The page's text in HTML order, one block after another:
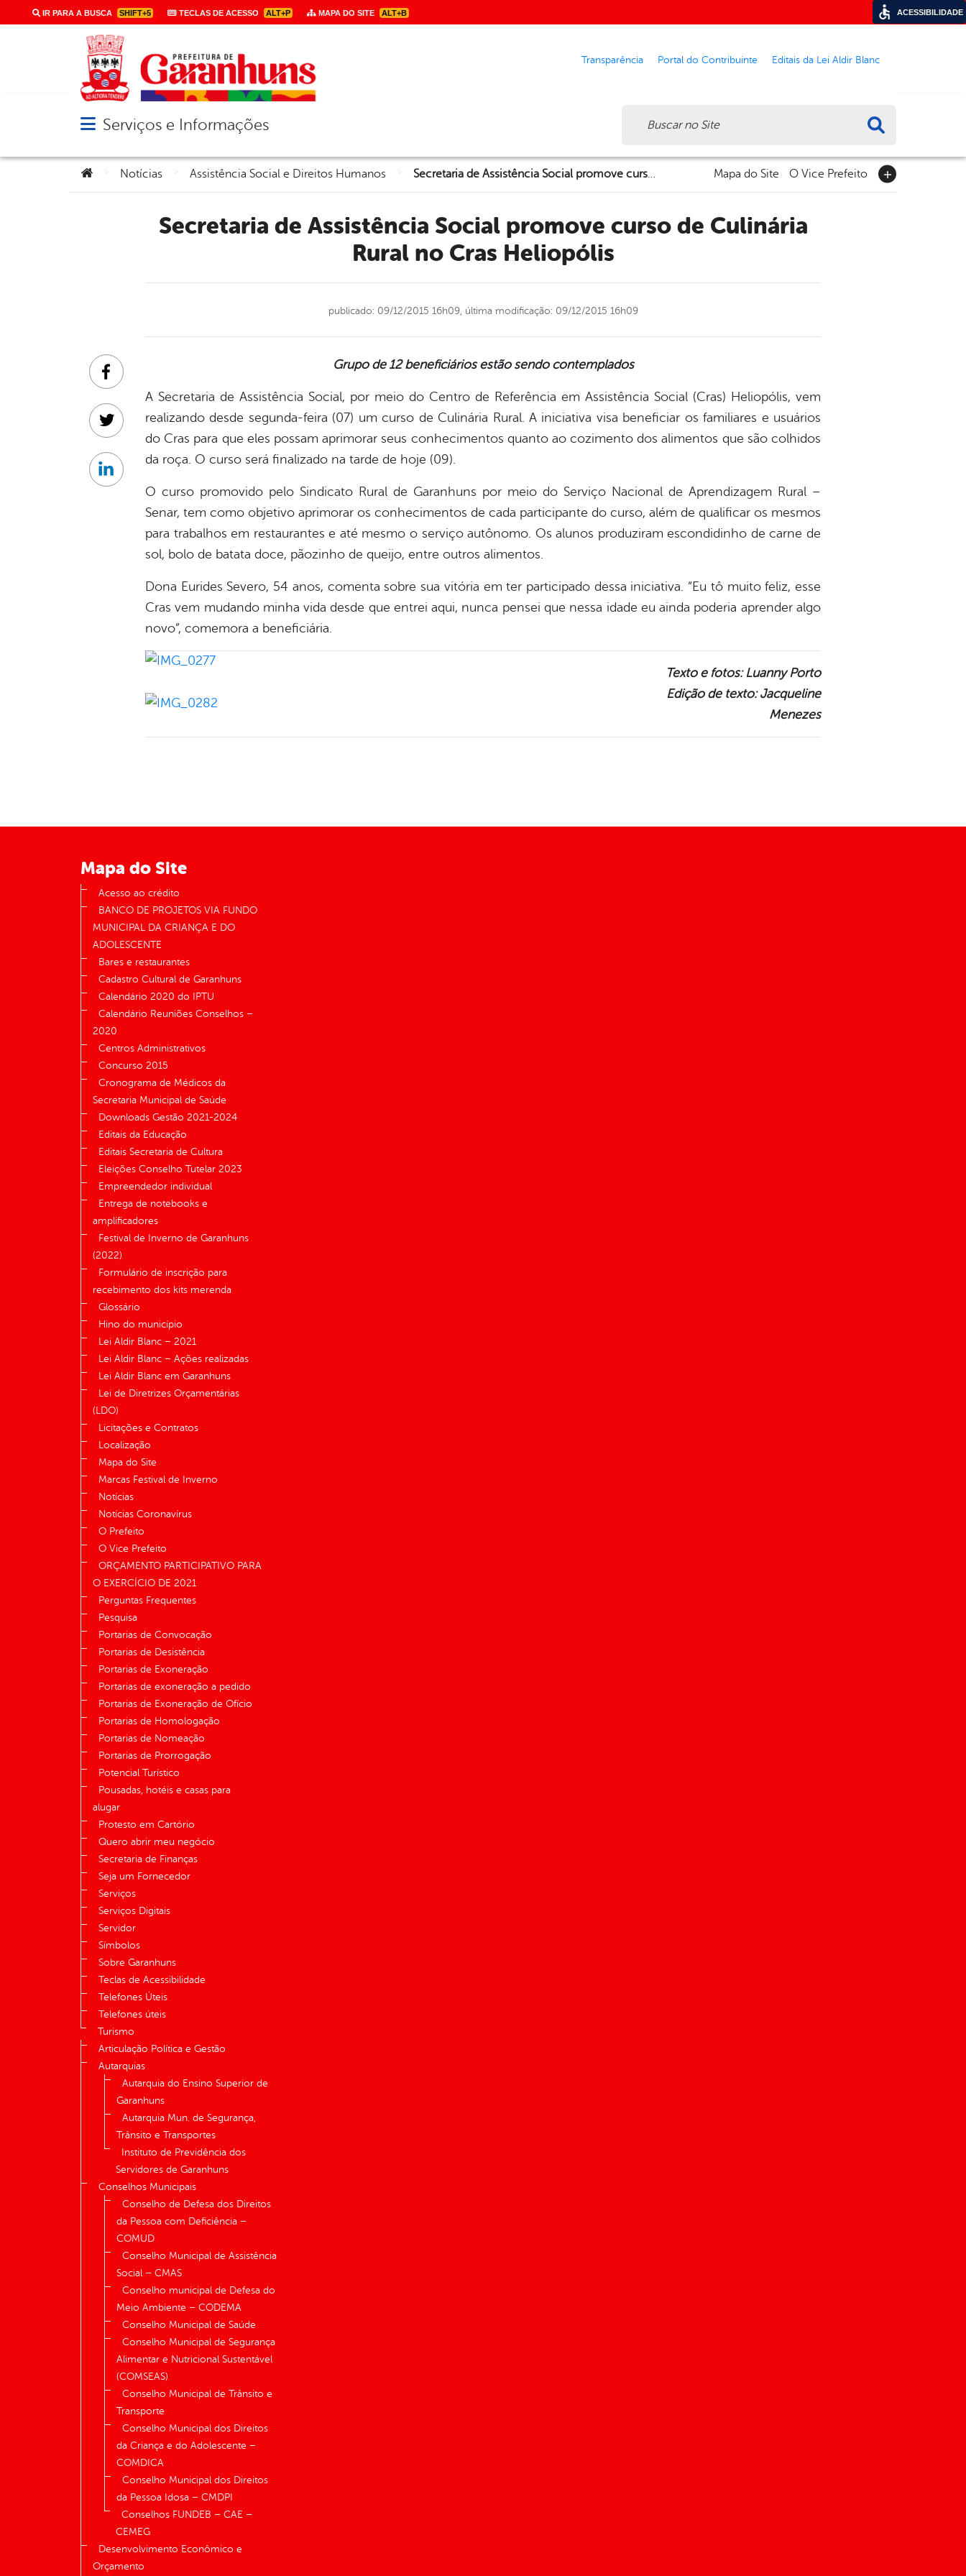
IR PARA A BUSCA SHIFT+5 TECLAS DE ACESSO ALT+P MAPA DO SITE ALT+B
Transparência Portal do Contribuinte Editais da Lei Aldir Blanc
Abrir menu principal de navegação
Serviços e Informações
Você está aqui:
Notícias Assistência Social e Direitos Humanos Secretaria de Assistência Social promove curso de Culinária Rural no Cras Heliopólis Mapa do Site O Vice Prefeito
Secretaria de Assistência Social promove curso de Culinária
Rural no Cras Heliopólis
publicado: 09/12/2015 16h09, última modificação: 09/12/2015 16h09
Grupo de 12 beneficiários estão sendo contemplados
A Secretaria de Assistência Social, por meio do Centro de Referência em Assistência Social (Cras) Heliopólis, vem
realizando desde segunda-feira (07) um curso de Culinária Rural. A iniciativa visa beneficiar os familiares e usuários
do Cras para que eles possam aprimorar seus conhecimentos quanto ao cozimento dos alimentos que são colhidos
da roça. O curso será finalizado na tarde de hoje (09).
O curso promovido pelo Sindicato Rural de Garanhuns por meio do Serviço Nacional de Aprendizagem Rural –
Senar, tem como objetivo aprimorar os conhecimentos de cada participante do curso, além de qualificar os mesmos
para trabalhos em restaurantes e até mesmo o serviço autônomo. Os alunos produziram escondidinho de carne de
sol, bolo de batata doce, pãozinho de queijo, entre outros alimentos.
Dona Eurides Severo, 54 anos, comenta sobre sua vitória em ter participado dessa iniciativa. “Eu tô muito feliz, esse
Cras vem mudando minha vida desde que entrei aqui, nunca pensei que nessa idade eu ainda poderia aprender algo
novo”, comemora a beneficiária.
Texto e fotos: Luanny Porto
Edição de texto: Jacqueline
Menezes
Facebook
Twitter
Linkedin
Mapa do Site
Acesso ao crédito
BANCO DE PROJETOS VIA FUNDO
MUNICIPAL DA CRIANÇA E DO
ADOLESCENTE
Bares e restaurantes
Cadastro Cultural de Garanhuns
Calendário 2020 do IPTU
Calendário Reuniões Conselhos –
2020
Centros Administrativos
Concurso 2015
Cronograma de Médicos da
Secretaria Municipal de Saúde
Downloads Gestão 2021-2024
Editais da Educação
Editais Secretaria de Cultura
Eleições Conselho Tutelar 2023
Empreendedor individual
Entrega de notebooks e
amplificadores
Festival de Inverno de Garanhuns
(2022)
Formulário de inscrição para
recebimento dos kits merenda
Glossário
Hino do município
Lei Aldir Blanc – 2021
Lei Aldir Blanc – Ações realizadas
Lei Aldir Blanc em Garanhuns
Lei de Diretrizes Orçamentárias
(LDO)
Licitações e Contratos
Localização
Mapa do Site
Marcas Festival de Inverno
Notícias
Notícias Coronavírus
O Prefeito
O Vice Prefeito
ORÇAMENTO PARTICIPATIVO PARA
O EXERCÍCIO DE 2021
Perguntas Frequentes
Pesquisa
Portarias de Convocação
Portarias de Desistência
Portarias de Exoneração
Portarias de exoneração a pedido
Portarias de Exoneração de Ofício
Portarias de Homologação
Portarias de Nomeação
Portarias de Prorrogação
Potencial Turístico
Pousadas, hotéis e casas para
alugar
Protesto em Cartório
Quero abrir meu negócio
Secretaria de Finanças
Seja um Fornecedor
Serviços
Serviços Digitais
Servidor
Símbolos
Sobre Garanhuns
Teclas de Acessibilidade
Telefones Úteis
Telefones úteis
Turismo
Articulação Política e Gestão
Autarquias
Autarquia do Ensino Superior de
Garanhuns
Autarquia Mun. de Segurança,
Trânsito e Transportes
Instituto de Previdência dos
Servidores de Garanhuns
Conselhos Municipais
Conselho de Defesa dos Direitos
da Pessoa com Deficiência –
COMUD
Conselho Municipal de Assistência
Social – CMAS
Conselho municipal de Defesa do
Meio Ambiente – CODEMA
Conselho Municipal de Saúde
Conselho Municipal de Segurança
Alimentar e Nutricional Sustentável
(COMSEAS)
Conselho Municipal de Trânsito e
Transporte
Conselho Municipal dos Direitos
da Criança e do Adolescente –
COMDICA
Conselho Municipal dos Direitos
da Pessoa Idosa – CMDPI
Conselhos FUNDEB – CAE –
CEMEG
Desenvolvimento Econômico e
Orçamento
ACESSIBILIDADE